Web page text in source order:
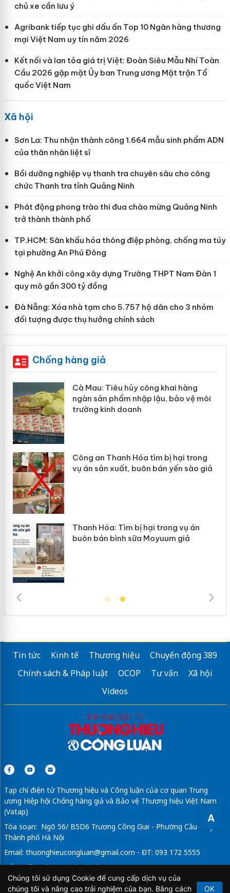
A
chủ xe cần lưu ý
Agribank tiếp tục ghi dấu ấn Top 10 Ngân hàng thương
mại Việt Nam uy tín năm 2026
Kết nối và lan tỏa giá trị Việt: Đoàn Siêu Mẫu Nhí Toàn
Cầu 2026 gặp mặt Ủy ban Trung ương Mặt trận Tổ
quốc Việt Nam
Xã hội
Sơn La: Thu nhận thành công 1.664 mẫu sinh phẩm ADN
của thân nhân liệt sĩ
Bồi dưỡng nghiệp vụ thanh tra chuyên sâu cho công
chức Thanh tra tỉnh Quảng Ninh
Phát động phong trào thi đua chào mừng Quảng Ninh
trở thành thành phố
TP.HCM: Sân khấu hóa thông điệp phòng, chống ma túy
tại phường An Phú Đông
Nghệ An khởi công xây dựng Trường THPT Nam Đàn 1
quy mô gần 300 tỷ đồng
Đà Nẵng: Xóa nhà tạm cho 5.757 hộ dân cho 3 nhóm
đối tượng được thụ hưởng chính sách
Chống hàng giả
Cà Mau: Tiêu hủy công khai hàng
ngàn sản phẩm nhập lậu, bảo vệ môi
trường kinh doanh
Công an Thanh Hóa tìm bị hại trong
vụ án sản xuất, buôn bán yến sào giả
Thanh Hóa: Tìm bị hại trong vụ án
buôn bán bình sữa Moyuum giả
Tin tức Kinh tế Thương hiệu
Chuyển động 389
Chính sách & Pháp luật
OCOP Tư vấn
Xã hội
Videos
Tạp chí điện tử Thương hiệu và Công luận của cơ quan Trung
ương Hiệp hội Chống hàng giả và Bảo vệ Thương hiệu Việt Nam
(Vatap)
Tòa soạn: Ngõ 56/ B5D6 Trương Công Giai - Phường Cầu Giấy -
Thành phố Hà Nội
Email: thuonghieucongluan@gmail.com - ĐT: 093 172 5555
Tổng Biên Tập: Vũ Đức Thuận
Giấy phép hoạt động báo chí điện tử số 64/GP-BTTTT do Bộ
Chúng tôi sử dụng Cookie để cung cấp dịch vụ của
chúng tôi và nâng cao trải nghiệm của bạn. Bằng cách
OK